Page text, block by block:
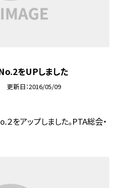
をUPしました
更新日 2016/05/09
２をアップしました。PTA総会・